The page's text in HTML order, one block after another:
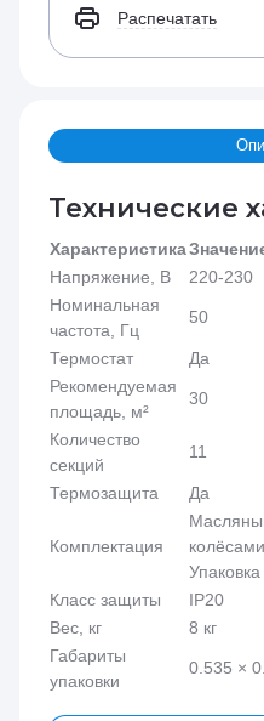
Распечатать
Технические
Характеристика
Напряжение, В
220-230
Номинальная
частота, Гц
50
Термостат
Да
Рекомендуемая
площадь, м²
30
Количество
секций
11
Термозащита Да
Комплектация
Упаковка
Класс защиты
IP20
Вес, кг
8 кг
Габариты
упаковки
0.535 ×